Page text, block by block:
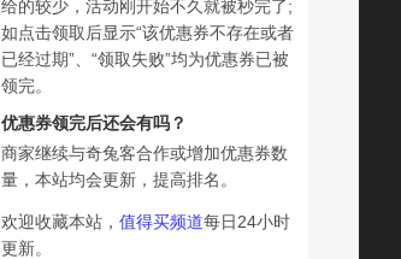
给的较少，活动刚开始不久就被秒完了;
如点击领取后显示“该优惠券不存在或者
已经过期”、“领取失败”均为优惠券已被
领完。
优惠券领完后还会有吗？
商家继续与奇兔客合作或增加优惠券数
量，本站均会更新，提高排名。
欢迎收藏本站， 值得买频道每日24小时
更新。